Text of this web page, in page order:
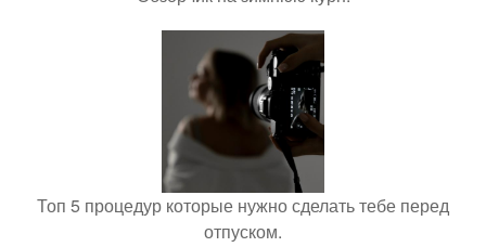
Топ 5 процедур которые нужно сделать тебе перед
отпуском.